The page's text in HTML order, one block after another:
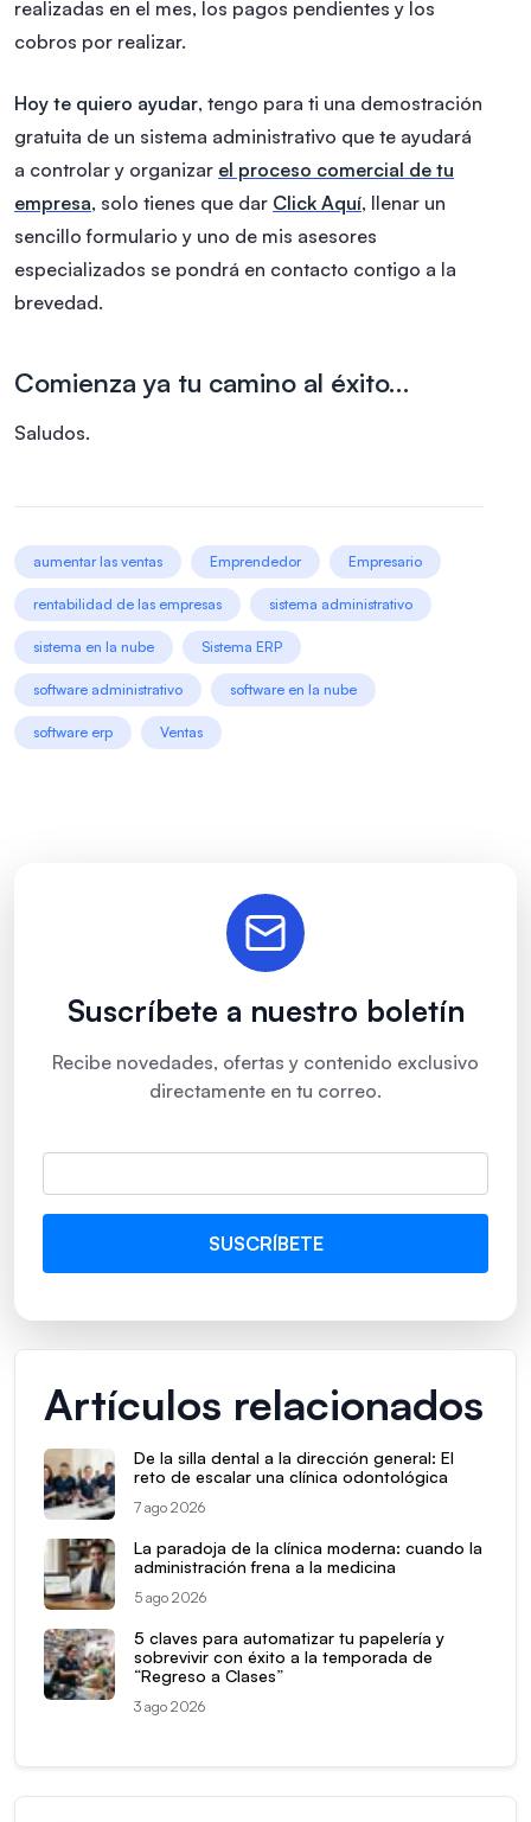
realizadas en el mes, los pagos pendientes y los
cobros por realizar.
Hoy te quiero ayudar, tengo para ti una demostración
gratuita de un sistema administrativo que te ayudará
a controlar y organizar el proceso comercial de tu
empresa, solo tienes que dar Click Aquí, llenar un
sencillo formulario y uno de mis asesores
especializados se pondrá en contacto contigo a la
brevedad.
Comienza ya tu camino al éxito…
Saludos.
aumentar las ventas Emprendedor Empresario
rentabilidad de las empresas sistema administrativo
sistema en la nube Sistema ERP
software administrativo software en la nube
software erp Ventas
Suscríbete a nuestro boletín
Recibe novedades, ofertas y contenido exclusivo
directamente en tu correo.
Artículos relacionados
De la silla dental a la dirección general: El
reto de escalar una clínica odontológica
7 ago 2026
La paradoja de la clínica moderna: cuando la
administración frena a la medicina
5 ago 2026
5 claves para automatizar tu papelería y
sobrevivir con éxito a la temporada de
“Regreso a Clases”
3 ago 2026